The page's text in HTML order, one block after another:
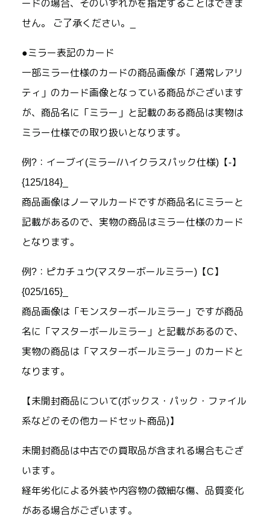
ードの場合、そのいずれかを指定することはできま
せん。 ご了承ください。_
●ミラー表記のカード
一部ミラー仕様のカードの商品画像が「通常レアリ
ティ」のカード画像となっている商品がございます
が、商品名に「ミラー」と記載のある商品は実物は
ミラー仕様での取り扱いとなります。
例?：イーブイ(ミラー/ハイクラスパック仕様)【-】
{125/184}_
商品画像はノーマルカードですが商品名にミラーと
記載があるので、実物の商品はミラー仕様のカード
となります。
例?：ピカチュウ(マスターボールミラー)【C】
{025/165}_
商品画像は「モンスターボールミラー」ですが商品
名に「マスターボールミラー」と記載があるので、
実物の商品は「マスターボールミラー」のカードと
なります。
【未開封商品について(ボックス・パック・ファイル
系などのその他カードセット商品)】
未開封商品は中古での買取品が含まれる場合もござ
います。
経年劣化による外装や内容物の微細な傷、品質変化
がある場合がございます。